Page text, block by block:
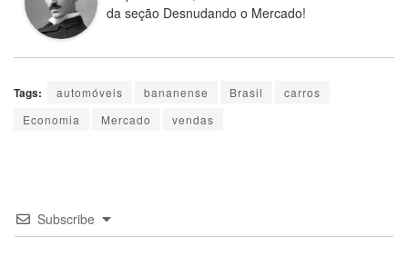
da seção Desnudando o Mercado!
Tags: automóveis bananense Brasil
carros
Economia
Mercado vendas
Subscribe